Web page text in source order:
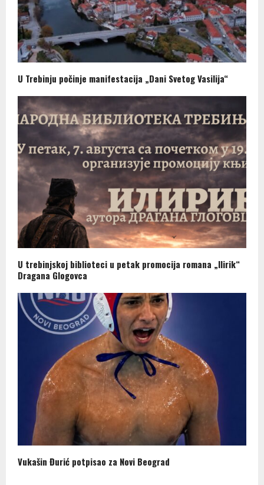
U Trebinju počinje manifestacija „Dani Svetog Vasilija“
U trebinjskoj biblioteci u petak promocija romana „Ilirik“
Dragana Glogovca
Vukašin Đurić potpisao za Novi Beograd